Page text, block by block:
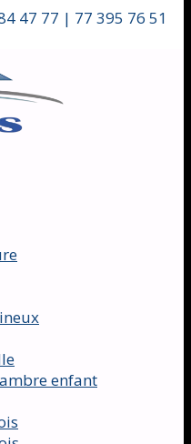
47 77 | 77 395 76 51
enfant